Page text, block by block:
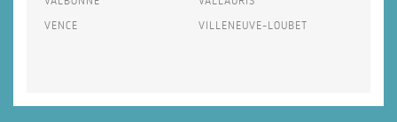
VENCE
VILLENEUVE-LOUBET